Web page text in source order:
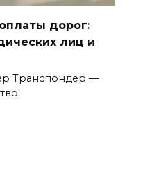
дорог:
лиц и
Транспондер —